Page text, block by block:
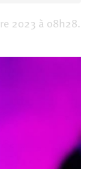
2023 à 08h28.